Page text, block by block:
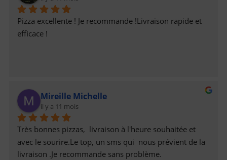
Pizza excellente ! Je recommande !Livraison rapide et
efficace !
Mireille Michelle
il y a 11 mois
Très bonnes pizzas,  livraison à l'heure souhaitée et
avec le sourire.Le top, un sms qui  nous prévient de la
livraison .Je recommande sans problème.